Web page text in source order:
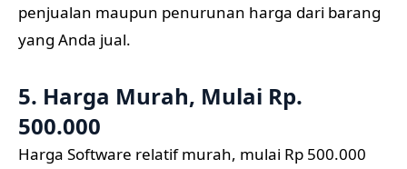
penjualan maupun penurunan harga dari barang
yang Anda jual.
5. Harga Murah, Mulai Rp.
500.000
Harga Software relatif murah, mulai Rp 500.000